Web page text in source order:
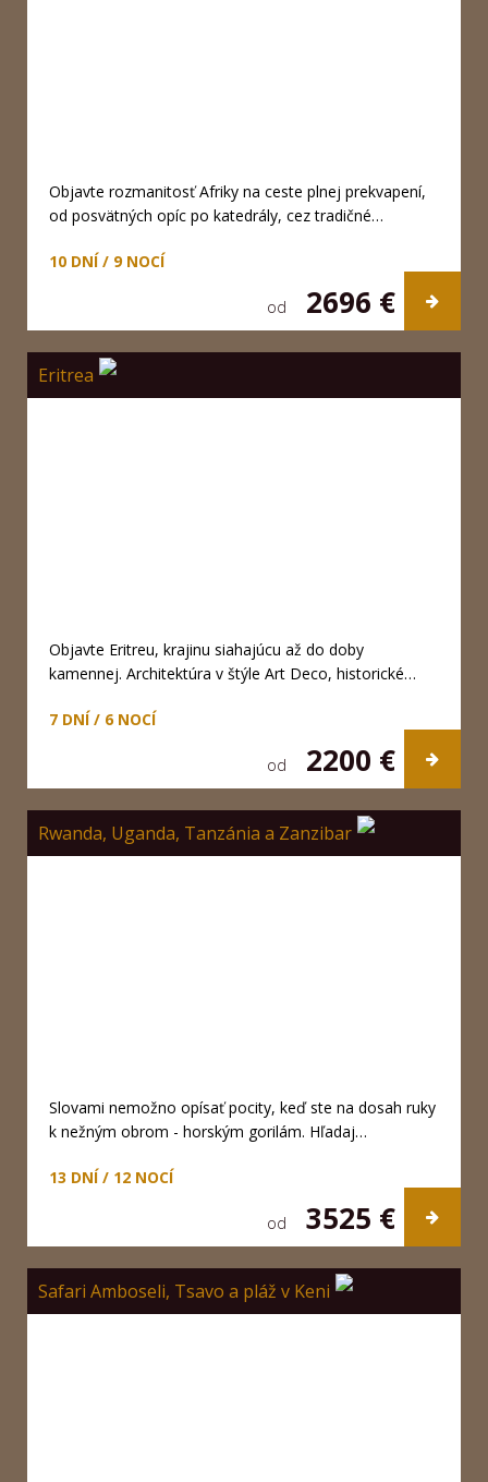
Objavte rozmanitosť Afriky na ceste plnej prekvapení,
od posvätných opíc po katedrály, cez tradičné…
10 DNÍ / 9 NOCÍ
od 2696 €
Eritrea
Objavte Eritreu, krajinu siahajúcu až do doby
kamennej. Architektúra v štýle Art Deco, historické…
7 DNÍ / 6 NOCÍ
od 2200 €
Rwanda, Uganda, Tanzánia a Zanzibar
Slovami nemožno opísať pocity, keď ste na dosah ruky
k nežným obrom - horským gorilám. Hľadaj…
13 DNÍ / 12 NOCÍ
od 3525 €
Safari Amboseli, Tsavo a pláž v Keni